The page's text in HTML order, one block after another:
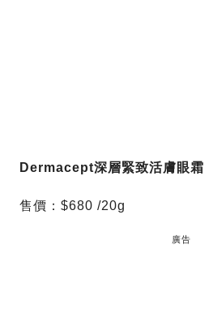
Dermacept深層緊致活膚眼霜
售價：$680 /20g
廣告